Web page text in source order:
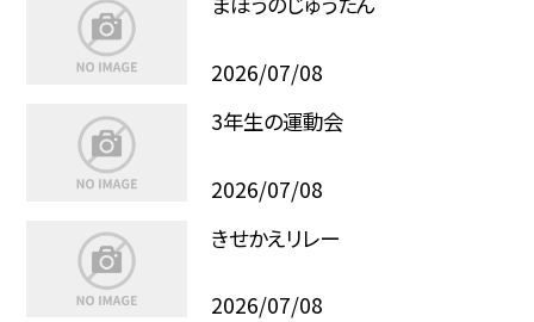
2026/07/08
3年生の運動会
2026/07/08
きせかえリレー
2026/07/08